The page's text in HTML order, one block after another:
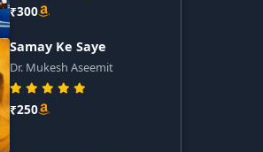
₹300
Samay Ke Saye
Dr. Mukesh Aseemit
₹250